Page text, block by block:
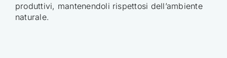
produttivi, mantenendoli rispettosi dell’ambiente
naturale.